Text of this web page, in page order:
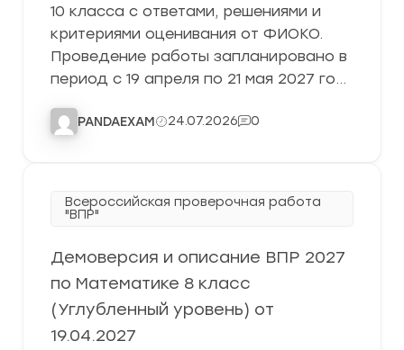
10 класса с ответами, решениями и
критериями оценивания от ФИОКО.
Проведение работы запланировано в
период с 19 апреля по 21 мая 2027 го…
PANDAEXAM 24.07.2026 0
Всероссийская проверочная работа
"ВПР"
Демоверсия и описание ВПР 2027
по Математике 8 класс
(Углубленный уровень) от
19.04.2027